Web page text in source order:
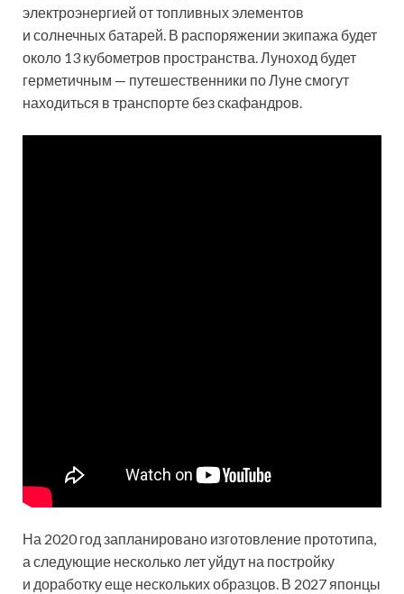
электроэнергией от топливных элементов
и солнечных батарей. В распоряжении экипажа будет
около 13 кубометров пространства. Луноход будет
герметичным — путешественники по Луне смогут
находиться в транспорте без скафандров.
На 2020 год запланировано изготовление прототипа,
а следующие несколько лет уйдут на постройку
и доработку еще нескольких образцов. В 2027 японцы